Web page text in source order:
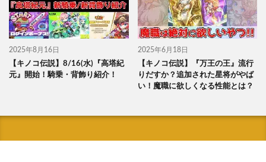
2025年8月16日
【キノコ伝説】8/16(水)『高塔紀
元』開始！騎乗・背飾り紹介！
2025年6月18日
【キノコ伝説】『万王の王』流行
りだすか？追加された星将がやば
い！魔職に欲しくなる性能とは？